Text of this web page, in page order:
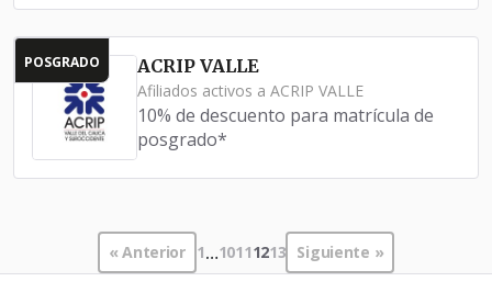
POSGRADO ACRIP VALLE
Afiliados activos a ACRIP VALLE
10% de descuento para matrícula de
posgrado*
« Anterior 1…10111213 Siguiente »